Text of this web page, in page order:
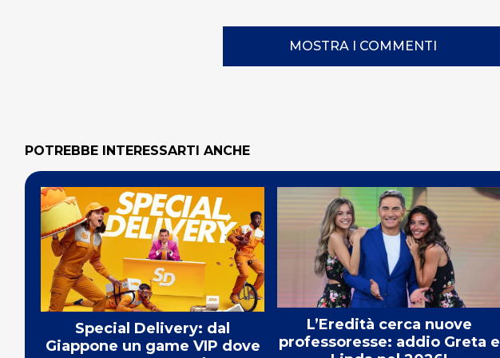
MOSTRA I COMMENTI
POTREBBE INTERESSARTI ANCHE
Special Delivery: dal
Giappone un game VIP dove
L’Eredità cerca nuove
professoresse: addio Greta e